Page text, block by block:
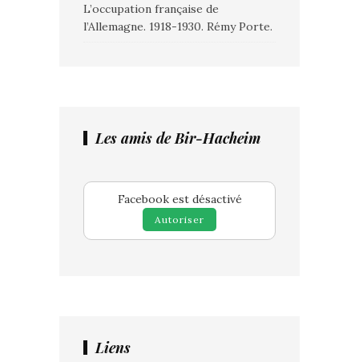
L’occupation française de
l’Allemagne. 1918-1930. Rémy Porte.
Les amis de Bir-Hacheim
Facebook est désactivé
Autoriser
Liens